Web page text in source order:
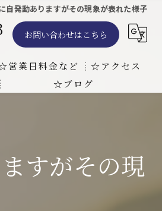
自発動ありますがその現象が表れた様子
お問い合わせはこちら
営業日料金など ☆アクセス
☆ブログ
すがその現